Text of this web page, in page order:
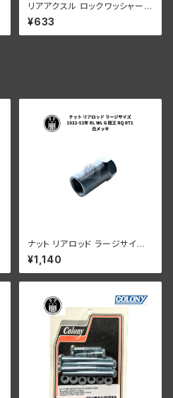
リアアクスル ロックワッシャー
ハーレーダビッドソン 1935-52
年 RL WL 白メッキ
¥633
ナット リアロッド ラージサイズ
ハーレーダビッドソン 1932-52
年 RL WL G 陸王 RQ RT1 白
メッキ
¥1,140